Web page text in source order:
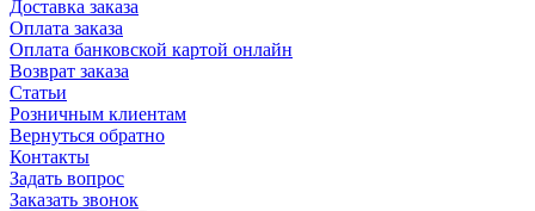
Доставка заказа
Оплата заказа
Оплата банковской картой онлайн
Возврат заказа
Статьи
Розничным клиентам
Вернуться обратно
Контакты
Задать вопрос
Заказать звонок